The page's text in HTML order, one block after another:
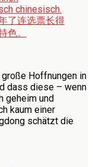
chinesisch.
了连选票长得
色。
Hoffnungen in
dass diese – wenn
geheim und
kaum einer
schätzt die